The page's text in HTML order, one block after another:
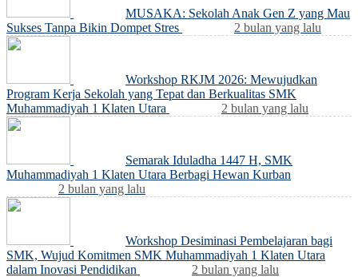
MUSAKA: Sekolah Anak Gen Z yang Mau
Sukses Tanpa Bikin Dompet Stres
2 bulan yang lalu
Workshop RKJM 2026: Mewujudkan
Program Kerja Sekolah yang Tepat dan Berkualitas SMK
Muhammadiyah 1 Klaten Utara
2 bulan yang lalu
Semarak Iduladha 1447 H, SMK
Muhammadiyah 1 Klaten Utara Berbagi Hewan Kurban
2 bulan yang lalu
Workshop Desiminasi Pembelajaran bagi
SMK, Wujud Komitmen SMK Muhammadiyah 1 Klaten Utara
dalam Inovasi Pendidikan
2 bulan yang lalu